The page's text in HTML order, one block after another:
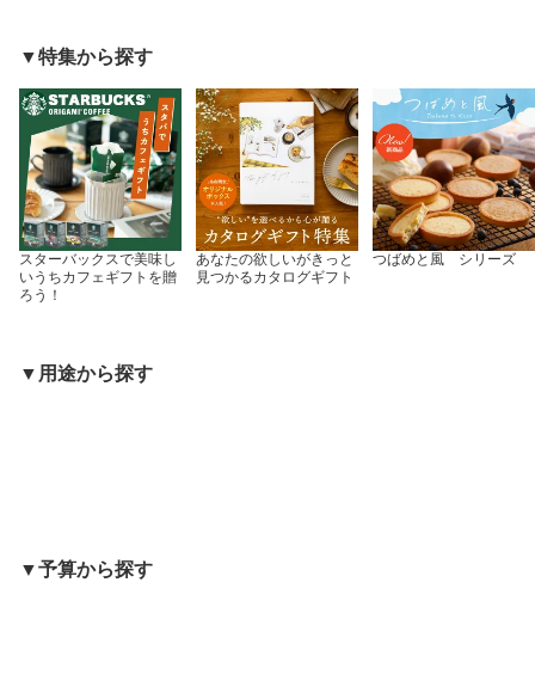
▼特集から探す
スターバックスで美味し
いうちカフェギフトを贈
ろう！
あなたの欲しいがきっと
見つかるカタログギフト
つばめと風 シリーズ
▼用途から探す
▼予算から探す